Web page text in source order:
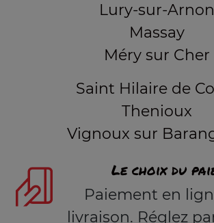
Lury-sur-Arnon
Massay
Méry sur Cher
Saint Hilaire de
Thenioux
Vignoux sur
Le choix du
Paiement en
livraison. Réglez